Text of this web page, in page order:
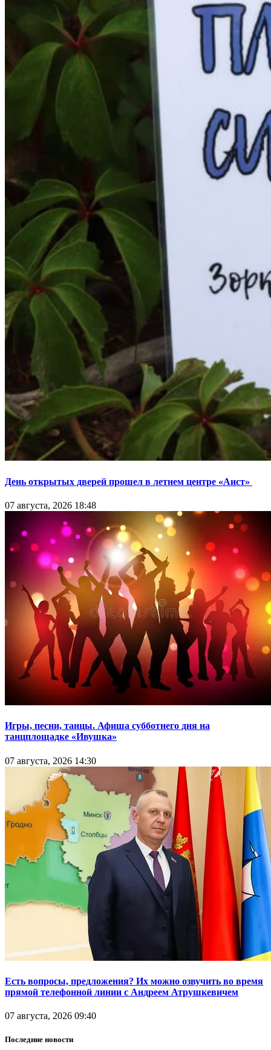
День открытых дверей прошел в летнем центре «Аист»
07 августа, 2026 18:48
Игры, песни, танцы. Афиша субботнего дня на
танцплощадке «Ивушка»
07 августа, 2026 14:30
Есть вопросы, предложения? Их можно озвучить во время
прямой телефонной линии с Андреем Атрушкевичем
07 августа, 2026 09:40
Последние новости